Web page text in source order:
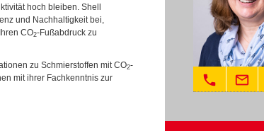
hoch bleiben. Shell
und Nachhaltigkeit bei,
CO2-Fußabdruck zu
zu Schmierstoffen mit CO2-
mit ihrer Fachkenntnis zur
phone mail_outline